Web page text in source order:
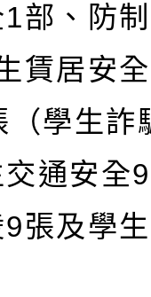
部、防
賃居安
（學生詐
通安全
張及學